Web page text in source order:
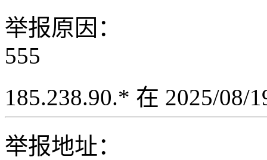
举报原因：
555
185.238.90.* 在 2025/08/
举报地址：